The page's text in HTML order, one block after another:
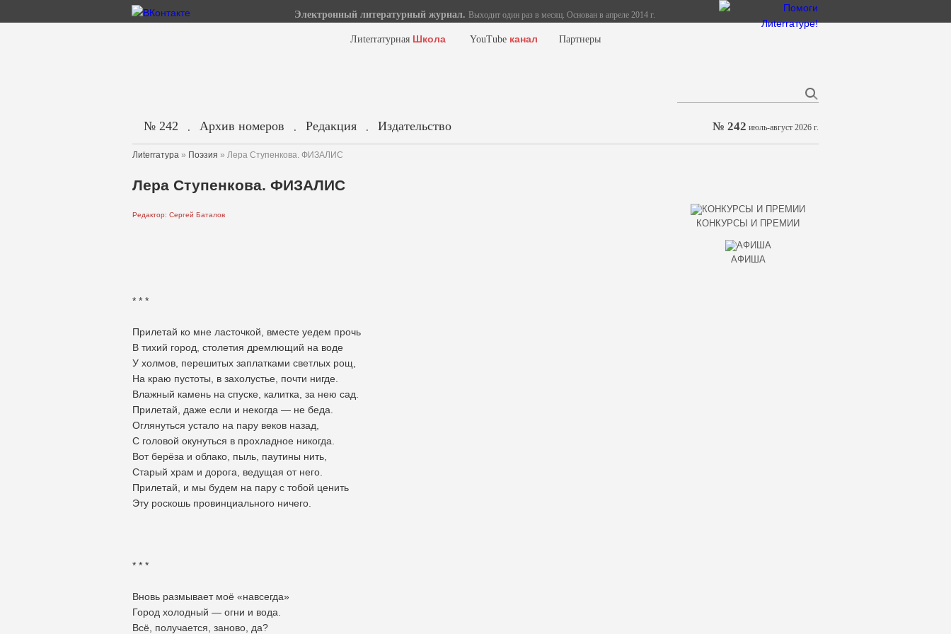
Электронный литературный журнал. Выходит один раз в месяц. Основан в апреле 2014 г.
Лиterraтурная Школа YouTube канал Партнеры
№ 242 . Архив номеров . Редакция . Издательство № 242 июль-август 2026 г.
Лиterraтура » Поэзия » Лера Ступенкова. ФИЗАЛИС
Лера Ступенкова. ФИЗАЛИС
Редактор: Сергей Баталов
* * *
Прилетай ко мне ласточкой, вместе уедем прочь
В тихий город, столетия дремлющий на воде
У холмов, перешитых заплатками светлых рощ,
На краю пустоты, в захолустье, почти нигде.
Влажный камень на спуске, калитка, за нею сад.
Прилетай, даже если и некогда — не беда.
Оглянуться устало на пару веков назад,
С головой окунуться в прохладное никогда.
Вот берёза и облако, пыль, паутины нить,
Старый храм и дорога, ведущая от него.
Прилетай, и мы будем на пару с тобой ценить
Эту роскошь провинциального ничего.
* * *
Вновь размывает моё «навсегда»
Город холодный — огни и вода.
Всё, получается, заново, да?
КОНКУРСЫ И ПРЕМИИ
АФИША